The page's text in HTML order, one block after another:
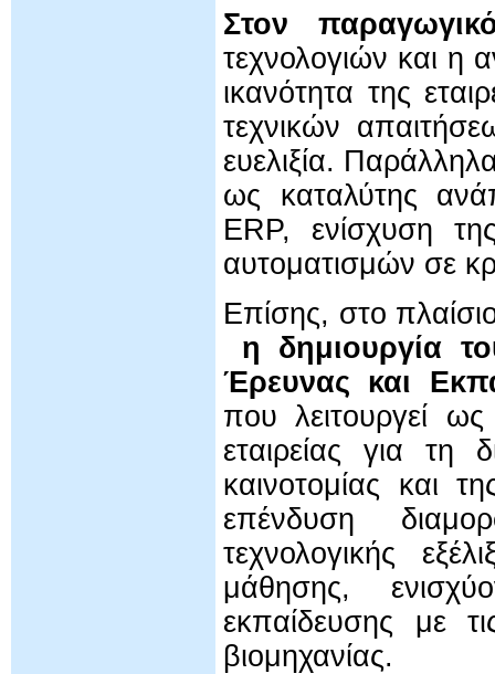
Στον
τεχνολογιών και η
ικανότητα της
τεχνικών
ευελιξία.
ως καταλύτης
ERP, ενίσχυση
αυτοματισμών σε
Επίσης, στο
η δημιουργία
Έρευνας και
που λειτουργεί
εταιρείας για τη
καινοτομίας και
επένδυση
τεχνολογικής
μάθησης,
εκπαίδευσης με
βιομηχανίας.